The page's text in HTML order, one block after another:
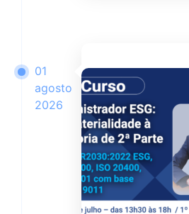
01
agosto
2026